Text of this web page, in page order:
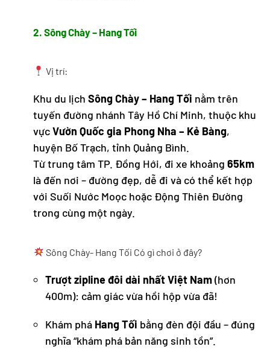
2. Sông Chày – Hang Tối
Vị trí:
Khu du lịch Sông Chày – Hang Tối nằm trên
tuyến đường nhánh Tây Hồ Chí Minh, thuộc khu
vựcVườn Quốc gia Phong Nha – Kẻ Bàng,
huyện Bố Trạch, tỉnh Quảng Bình.
Từ trung tâm TP. Đồng Hới, đi xe khoảng 65km
là đến nơi – đường đẹp, dễ đi và có thể kết hợp
với Suối Nước Moọc hoặc Động Thiên Đường
trong cùng một ngày.
Sông Chày- Hang Tối Có gì chơi ở đây?
Trượt zipline đôi dài nhất Việt Nam(hơn
400m): cảm giác vừa hồi hộp vừa đã!
Khám phá Hang Tối bằng đèn đội đầu – đúng
nghĩa “khám phá bản năng sinh tồn”.